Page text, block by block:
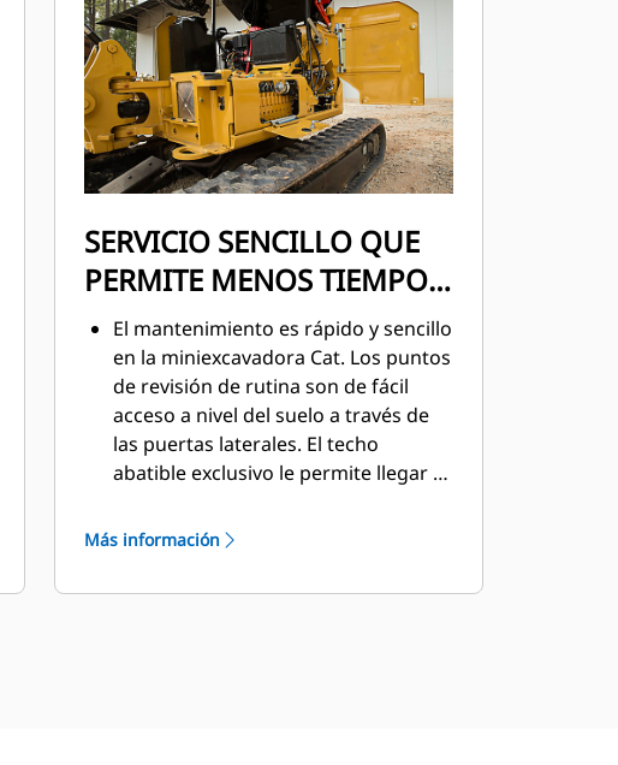
SERVICIO SENCILLO QUE
PERMITE MENOS TIEMPO
DE INACTIVIDAD
El mantenimiento es rápido y sencillo
en la miniexcavadora Cat. Los puntos
de revisión de rutina son de fácil
acceso a nivel del suelo a través de
las puertas laterales. El techo
abatible exclusivo le permite llegar a
cuando sea necesario.
Más información